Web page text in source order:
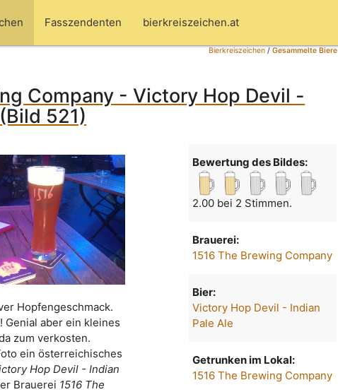
Fasszendenten bierkreiszeichen.at
Bierkreiszeichen/Gesammelte Biere
Company - Victory Hop Devil -
521)
Hopfengeschmack.
Genial aber ein kleines
zum verkosten.
ein österreichisches
Hop Devil - Indian
Brauerei 1516 The
Bewertung des Bildes:
2.00 bei 2 Stimmen.
Brauerei:
1516 The Brewing Company
Bier:
Victory Hop Devil - Indian
Pale Ale
Getrunken im Lokal:
1516 The Brewing Company